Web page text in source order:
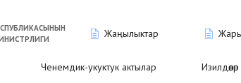
Жаңылыктар
Ченемдик-укуктук актылар Изилдөөлөр